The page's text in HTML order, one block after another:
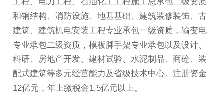
和钢结构、消防设施、地基基础、建筑装修装饰、古
建筑、建筑机电安装工程专业承包一级资质，输变电
专业承包二级资质，模板脚手架专业承包以及设计、
科研、房地产开发、建材试验、水泥制品、商砼、装
配式建筑等多元经营能力及省级技术中心。注册资金
12亿元，年上缴税金1.5亿元以上。